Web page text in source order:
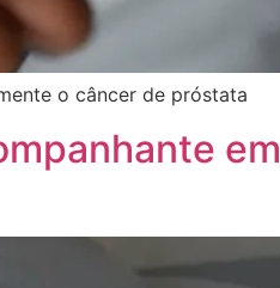
o câncer de próstata
em